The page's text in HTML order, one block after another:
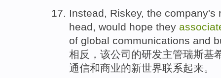
Instead, Riskey, the company's
head, would hope they
of global communications and
相反 ，该公司 的研发主管瑞斯基
通信和商业的新世界联系起来。